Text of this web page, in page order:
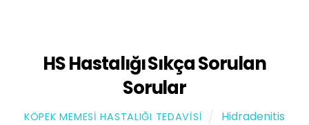
HS Hastalığı Sıkça Sorulan
Sorular
KÖPEK MEMESI HASTALIĞI TEDAVISI
Hidradenitis